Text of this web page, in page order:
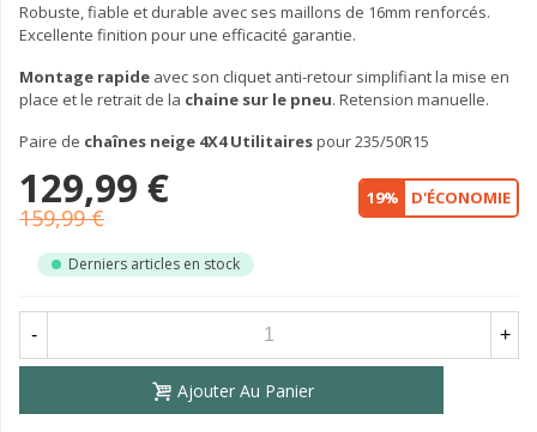
Robuste, fiable et durable avec ses maillons de 16mm renforcés.
Excellente finition pour une efficacité garantie.
Montage rapide avec son cliquet anti-retour simplifiant la mise en
place et le retrait de la chaine sur le pneu. Retension manuelle.
Paire de chaînes neige 4X4 Utilitairespour 235/50R15
129,99 €
159,99 €
19% D'ÉCONOMIE
Derniers articles en stock
- +
Ajouter Au Panier